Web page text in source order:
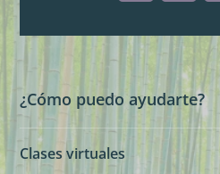
¿Cómo puedo ayudarte?
Clases virtuales